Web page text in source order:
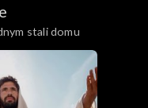
stali domu